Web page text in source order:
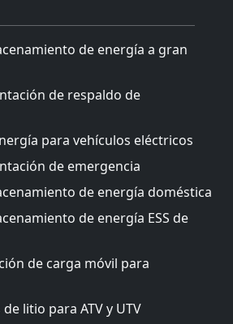
de energía a gran
de respaldo de
para vehículos eléctricos
de emergencia
de energía doméstica
de energía ESS de
de carga móvil para
litio para ATV y UTV